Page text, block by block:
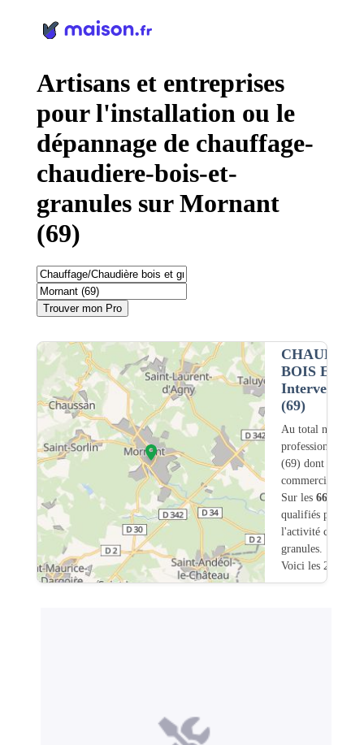
Artisans et entreprises
pour l'installation ou le
dépannage de chauffage-
chaudiere-bois-et-
granules sur Mornant
(69)
Trouver mon Pro
BOIS ET
Intervention
(69)
Au total nous
professionnels
(69) dont
commerciale
Sur les 665
qualifiés pour
l'activité
granules.
Voici les 20